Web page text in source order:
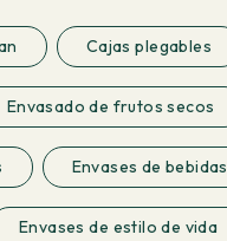
Cajas plegables
Envasado de frutos secos
Envases de bebidas
Envases de estilo de vida